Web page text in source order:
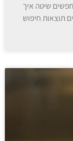
שיטה איך
תוצאות חיפוש